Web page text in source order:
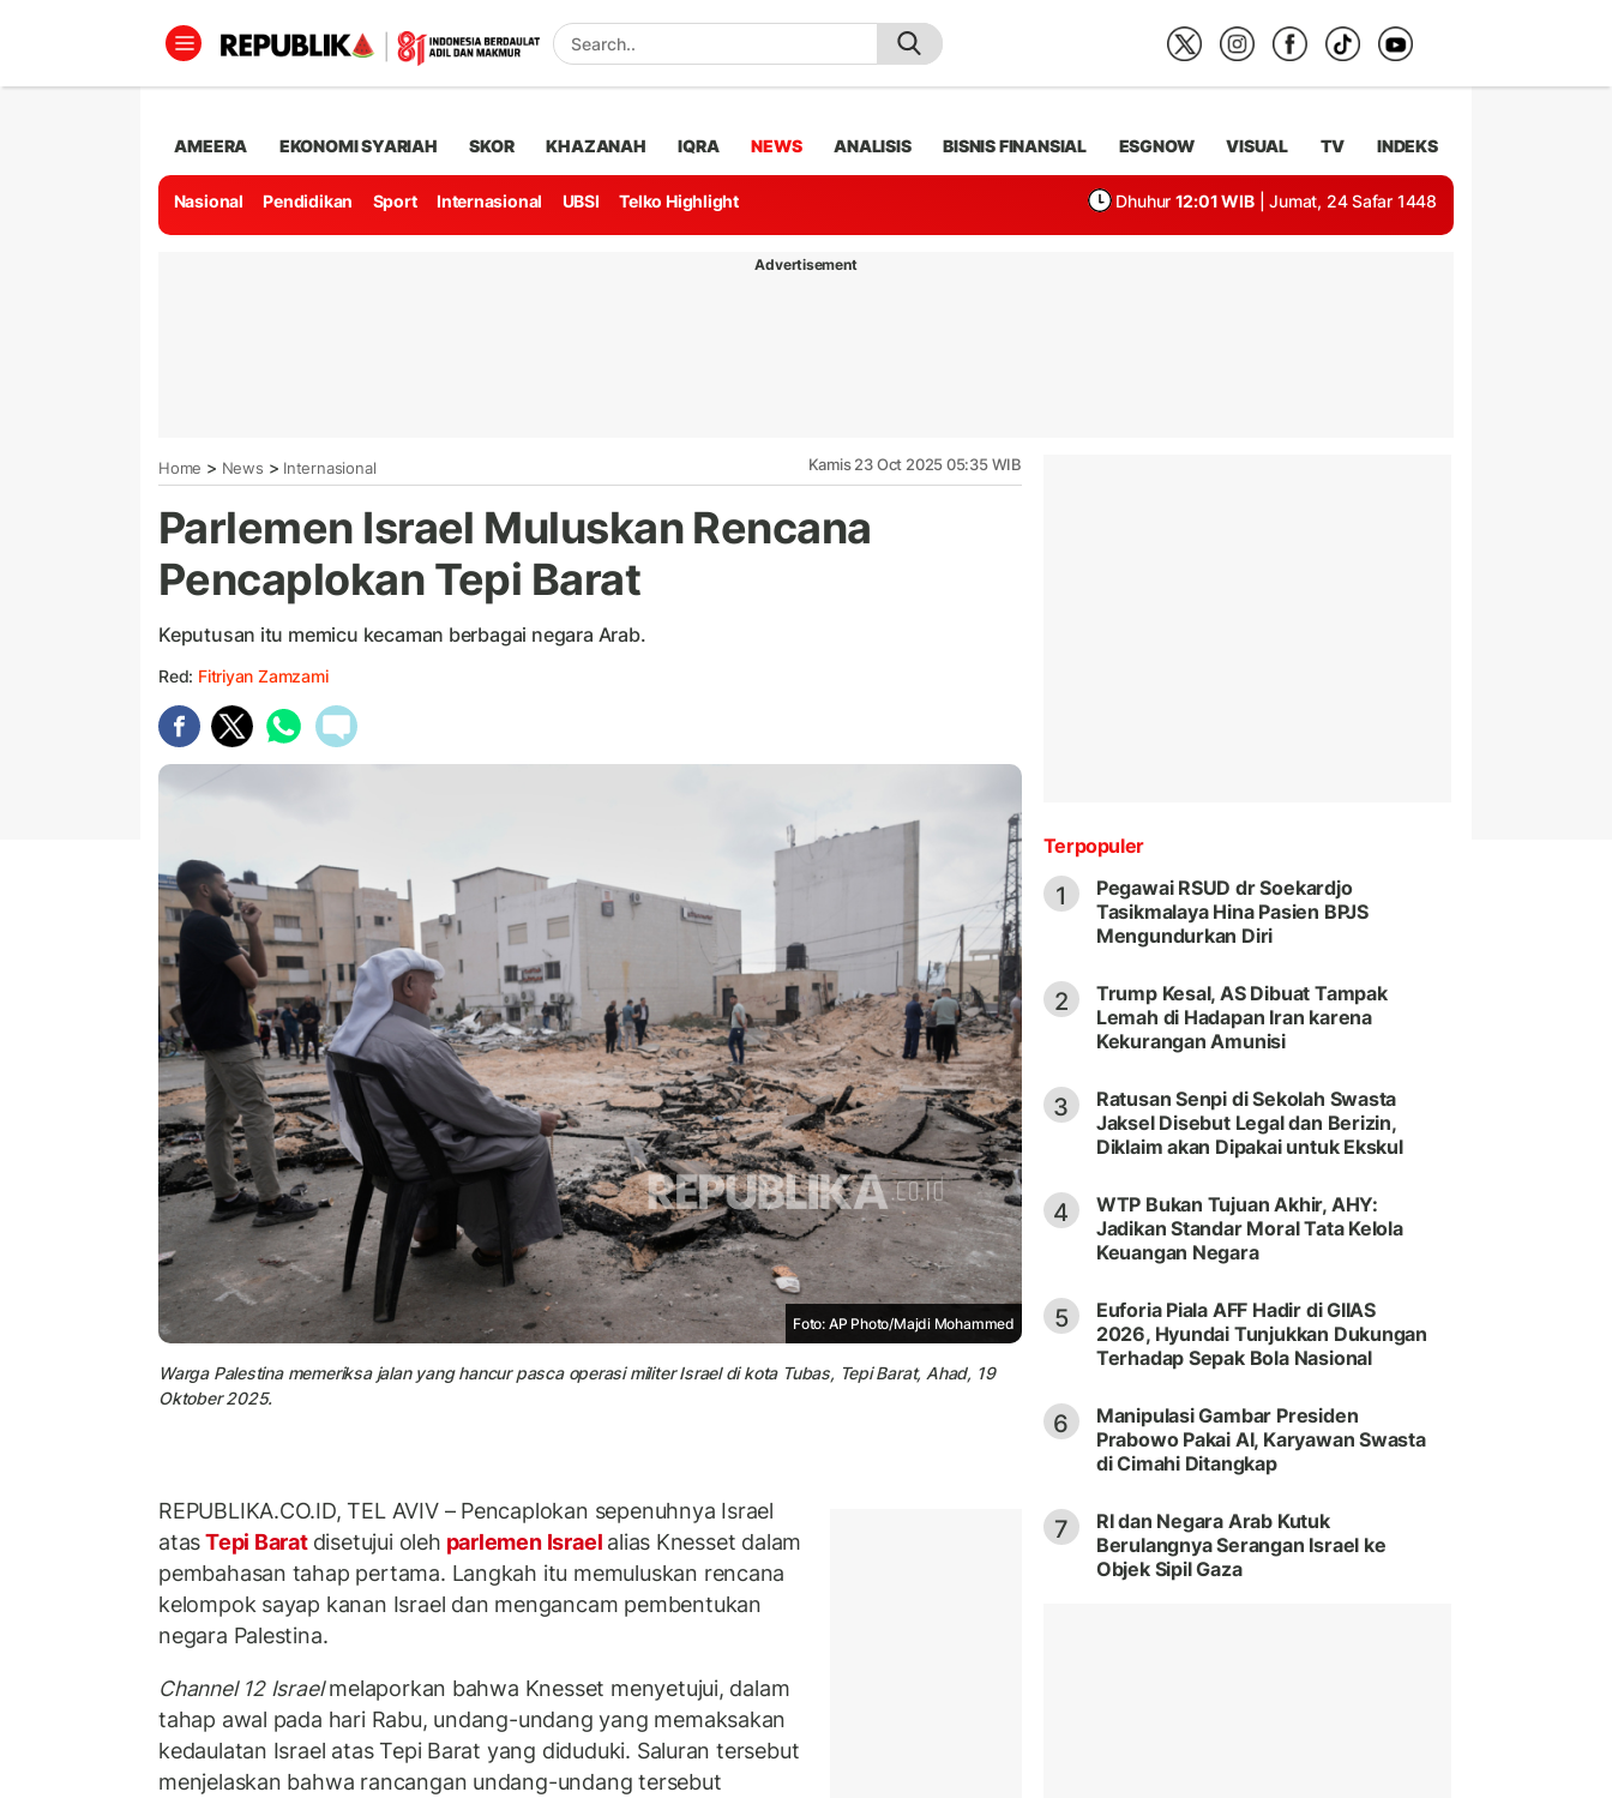
AMEERA EKONOMI SYARIAH SKOR KHAZANAH IQRA NEWS ANALISIS BISNIS FINANSIAL ESGNOW VISUAL TV INDEKS
Nasional Pendidikan Sport Internasional UBSI Telko Highlight Dhuhur 12:01 WIB | Jumat, 24 Safar 1448
Advertisement
Home > News > Internasional Kamis 23 Oct 2025 05:35 WIB
Parlemen Israel Muluskan Rencana
Pencaplokan Tepi Barat
Keputusan itu memicu kecaman berbagai negara Arab.
Red: Fitriyan Zamzami
Foto: AP Photo/Majdi Mohammed
Warga Palestina memeriksa jalan yang hancur pasca operasi militer Israel di kota Tubas, Tepi Barat, Ahad, 19
Oktober 2025.
REPUBLIKA.CO.ID,TEL AVIV – Pencaplokan sepenuhnya Israel
atasTepi Barat disetujui oleh parlemen Israel alias Knesset dalam
pembahasan tahap pertama. Langkah itu memuluskan rencana
kelompok sayap kanan Israel dan mengancam pembentukan
negara Palestina.
Channel 12 Israelmelaporkan bahwa Knesset menyetujui, dalam
tahap awal pada hari Rabu, undang-undang yang memaksakan
kedaulatan Israel atas Tepi Barat yang diduduki. Saluran tersebut
menjelaskan bahwa rancangan undang-undang tersebut
Terpopuler
1
Pegawai RSUD dr Soekardjo
Tasikmalaya Hina Pasien BPJS
Mengundurkan Diri
2
Trump Kesal, AS Dibuat Tampak
Lemah di Hadapan Iran karena
Kekurangan Amunisi
3
Ratusan Senpi di Sekolah Swasta
Jaksel Disebut Legal dan Berizin,
Diklaim akan Dipakai untuk Ekskul
4
WTP Bukan Tujuan Akhir, AHY:
Jadikan Standar Moral Tata Kelola
Keuangan Negara
5
Euforia Piala AFF Hadir di GIIAS
2026, Hyundai Tunjukkan Dukungan
Terhadap Sepak Bola Nasional
6
Manipulasi Gambar Presiden
Prabowo Pakai AI, Karyawan Swasta
di Cimahi Ditangkap
7
RI dan Negara Arab Kutuk
Berulangnya Serangan Israel ke
Objek Sipil Gaza